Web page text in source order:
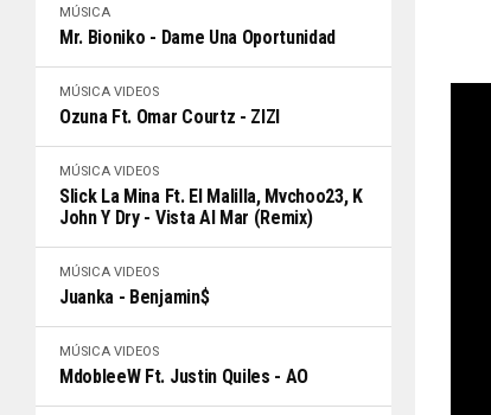
MÚSICA
Mr. Bioniko - Dame Una Oportunidad
MÚSICA VIDEOS
Ozuna Ft. Omar Courtz - ZIZI
MÚSICA VIDEOS
Slick La Mina Ft. El Malilla, Mvchoo23, K
John Y Dry - Vista Al Mar (Remix)
MÚSICA VIDEOS
Juanka - Benjamin$
MÚSICA VIDEOS
MdobleeW Ft. Justin Quiles - AO